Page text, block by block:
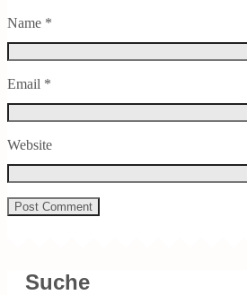
Name *
Email *
Website
Suche